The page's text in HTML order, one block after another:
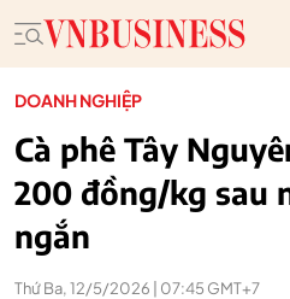
DOANH NGHIỆP
Cà phê Tây
200 đồng/kg sau
ngắn
Thứ Ba, 12/5/2026 | 07:45 GMT+7